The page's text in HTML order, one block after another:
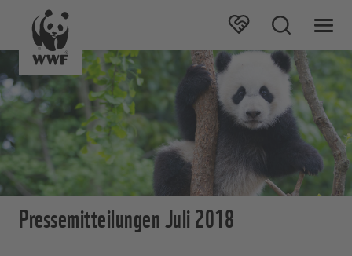
Pressemitteilungen Juli 2018